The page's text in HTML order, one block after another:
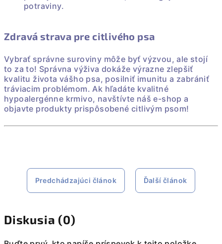
potraviny.
Zdravá strava pre citlivého psa
Vybrať správne suroviny môže byť výzvou, ale stojí
to za to! Správna výživa dokáže výrazne zlepšiť
kvalitu života vášho psa, posilniť imunitu a zabrániť
tráviacim problémom. Ak hľadáte kvalitné
hypoalergénne krmivo, navštívte náš e-shop a
objavte produkty prispôsobené citlivým psom!
Predchádzajúci článok Ďalší článok
Diskusia (0)